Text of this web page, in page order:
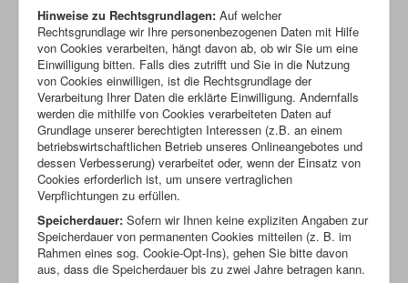
Hinweise zu Rechtsgrundlagen: Auf welcher
Rechtsgrundlage wir Ihre personenbezogenen Daten mit Hilfe
von Cookies verarbeiten, hängt davon ab, ob wir Sie um eine
Einwilligung bitten. Falls dies zutrifft und Sie in die Nutzung
von Cookies einwilligen, ist die Rechtsgrundlage der
Verarbeitung Ihrer Daten die erklärte Einwilligung. Andernfalls
werden die mithilfe von Cookies verarbeiteten Daten auf
Grundlage unserer berechtigten Interessen (z.B. an einem
betriebswirtschaftlichen Betrieb unseres Onlineangebotes und
dessen Verbesserung) verarbeitet oder, wenn der Einsatz von
Cookies erforderlich ist, um unsere vertraglichen
Verpflichtungen zu erfüllen.
Speicherdauer: Sofern wir Ihnen keine expliziten Angaben zur
Speicherdauer von permanenten Cookies mitteilen (z. B. im
Rahmen eines sog. Cookie-Opt-Ins), gehen Sie bitte davon
aus, dass die Speicherdauer bis zu zwei Jahre betragen kann.